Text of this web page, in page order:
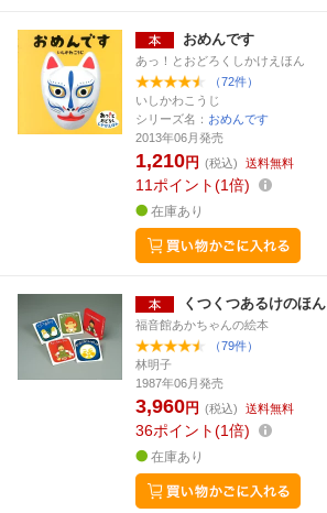
おめんです
あっ！とおどろくしかけえほん
（72件）
いしかわこうじ
シリーズ名： おめんです
2013年06月発売
1,210円 (税込) 送料無料
11 ポイント 1倍
在庫あり
くつくつあるけのほん
福音館あかちゃんの絵本
（79件）
林明子
1987年06月発売
3,960円 (税込) 送料無料
36ポイント 1倍
在庫あり